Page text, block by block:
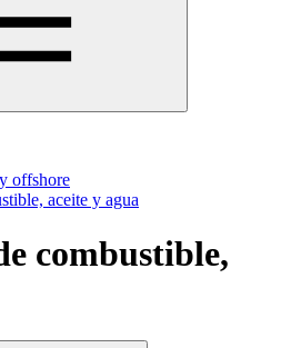
offshore
aceite y agua
combustible,